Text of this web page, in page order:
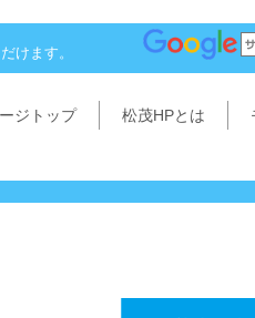
けます。
ジトップ 松茂HPとは